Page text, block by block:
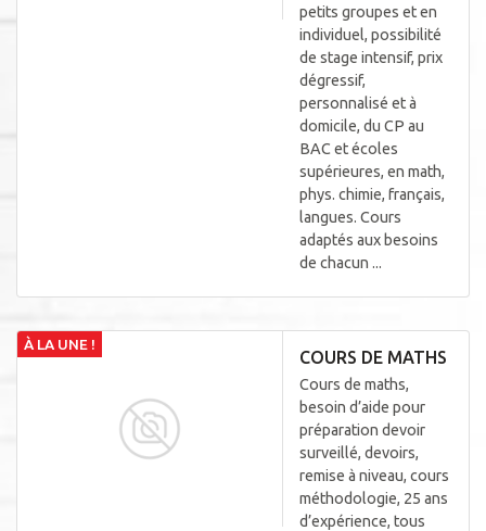
petits groupes et en
individuel, possibilité
de stage intensif, prix
dégressif,
personnalisé et à
domicile, du CP au
BAC et écoles
supérieures, en math,
phys. chimie, français,
langues. Cours
adaptés aux besoins
de chacun ...
COURS DE MATHS
Cours de maths,
besoin d’aide pour
préparation devoir
surveillé, devoirs,
remise à niveau, cours
méthodologie, 25 ans
d’expérience, tous